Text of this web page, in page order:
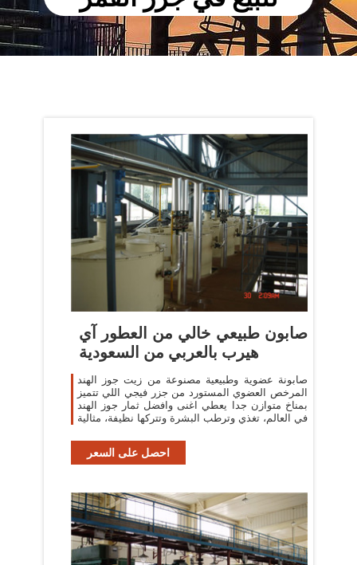
صابون طبيعي خالي من العطور آي
هيرب بالعربي من السعودية
صابونة عضوية وطبيعية مصنوعة من زيت جوز الهند
المرخص العضوي المستورد من جزر فيجي اللي تتميز
بمناخ متوازن جدا يعطي اغنى وافضل ثمار جوز الهند
في العالم، تغذي وترطب البشرة وتتركها نظيفة، مثالية
احصل على السعر